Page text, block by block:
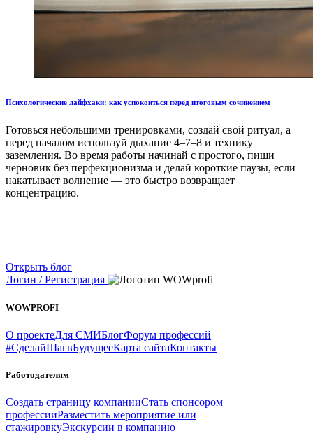
Психологические лайфхаки: как успокоиться перед итоговым сочинением
Готовься небольшими тренировками, создай свой ритуал, а
перед началом используй дыхание 4–7–8 и технику
заземления. Во время работы начинай с простого, пиши
черновик без перфекционизма и делай короткие паузы, если
накатывает волнение — это быстро возвращает
концентрацию.
Открыть блог
Логин / Регистрация
WOWPROFI
О проектеДля СМИБлогФорум профессий
#СделайШагвБудущееКарта сайтаКонтакты
Работодателям
Создать страницу компанииСтать спонсором
профессииРазместить мероприятие или
стажировкуЭкскурсии в компанию